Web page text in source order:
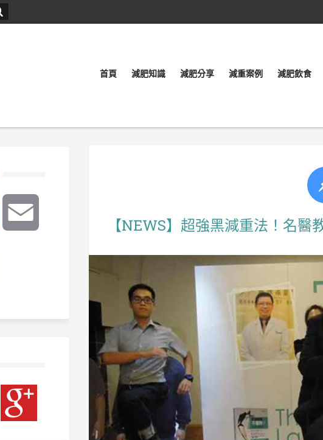
首頁 減肥知識 減肥分享 減重案例 減肥飲食
【NEWS】超強黑減重法！名醫
Messenger